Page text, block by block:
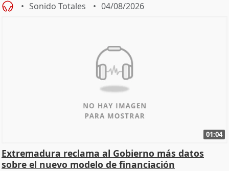
Sonido Totales 04/08/2026
01:04
Extremadura reclama al Gobierno más datos
sobre el nuevo modelo de financiación